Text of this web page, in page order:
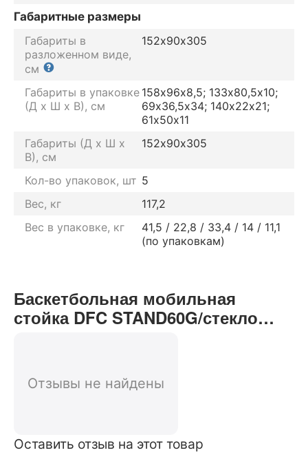
Габаритные размеры
Габариты в
разложенном виде,
см
152х90х305
Габариты в упаковке
(Д х Ш х В), см
158х96х8,5; 133х80,5х10;
69х36,5х34; 140х22х21;
61х50х11
Габариты (Д х Ш х
В), см
152х90х305
Кол-во упаковок, шт 5
Вес, кг
117,2
Вес в упаковке, кг
41,5 / 22,8 / 33,4 / 14 / 11,1
(по упаковкам)
Баскетбольная мобильная
стойка DFC STAND60G/стекло
магазина
Отзывы не найдены
Оставить отзыв на этот товар